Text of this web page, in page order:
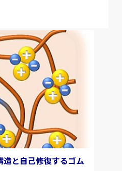
と自己修復するゴム